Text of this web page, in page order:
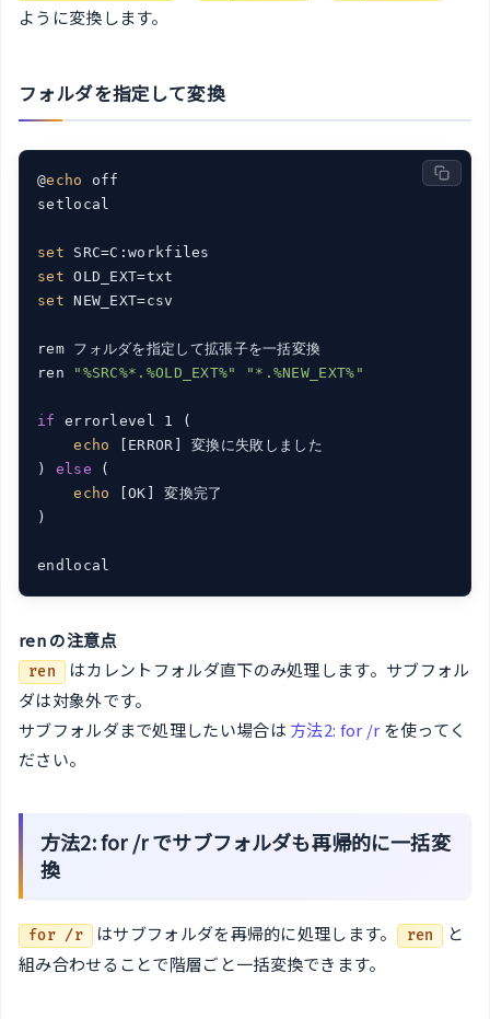
ように変換します。
フォルダを指定して変換
@echo
off
setlocal
set
set
set NEW_EXT=csv
rem フォルダを指定して拡張子を一括変換
ren
"%SRC%*.%OLD_EXT%" "*.%NEW_EXT%"
if
errorlevel 1 (
echo [ERROR] 変換に失敗しました
) else (
echo [OK] 変換完了
)
endlocal
ren の注意点
ren
はカレントフォルダ直下のみ処理します。サブフォル
ダは対象外です。
サブフォルダまで処理したい場合は 方法2: for /r を使ってく
ださい。
方法2: for /r でサブフォルダも再帰的に一括変
換
for /r はサブフォルダを再帰的に処理します。 ren
と
組み合わせることで階層ごと一括変換できます。